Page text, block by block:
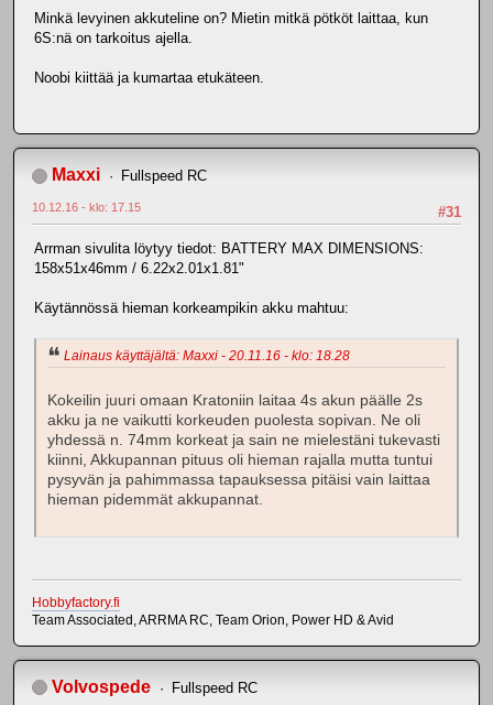
Minkä levyinen akkuteline on? Mietin mitkä pötköt laittaa, kun
6S:nä on tarkoitus ajella.
Noobi kiittää ja kumartaa etukäteen.
Maxxi Fullspeed RC
#31
10.12.16 - klo: 17.15
Arrman sivulita löytyy tiedot: BATTERY MAX DIMENSIONS:
158x51x46mm / 6.22x2.01x1.81"
Käytännössä hieman korkeampikin akku mahtuu:
Lainaus käyttäjältä: Maxxi - 20.11.16 - klo: 18.28
Kokeilin juuri omaan Kratoniin laitaa 4s akun päälle 2s
akku ja ne vaikutti korkeuden puolesta sopivan. Ne oli
yhdessä n. 74mm korkeat ja sain ne mielestäni tukevasti
kiinni, Akkupannan pituus oli hieman rajalla mutta tuntui
pysyvän ja pahimmassa tapauksessa pitäisi vain laittaa
hieman pidemmät akkupannat.
Hobbyfactory.fi
Team Associated, ARRMA RC, Team Orion, Power HD & Avid
Volvospede Fullspeed RC